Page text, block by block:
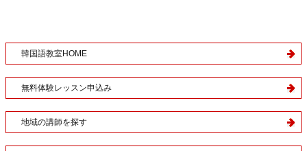
韓国語教室HOME
無料体験レッスン申込み
地域の講師を探す